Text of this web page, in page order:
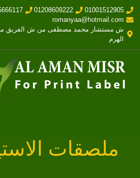
01001512905
01208609222
romanyaa@hotmail.com
ش مستشار محمد مصطفى من ش الفريق
الهرم
ملصقات